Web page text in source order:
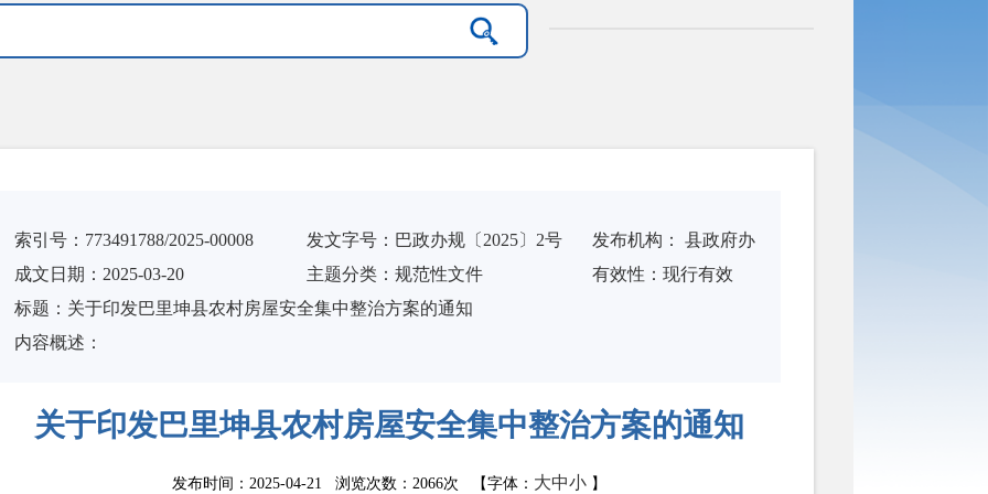
索引号： 773491788/2025-00008 发文字号：巴政办规〔2025〕2号 发布机构：
县政府办
成文日期： 2025-03-20 主题分类：规范性文件 有效性： 现行有效
标题： 关于印发巴里坤县农村房屋安全集中整治方案的通知
内容概述：
关于印发巴里坤县农村房屋安全集中整治方案的通知
发布时间：2025-04-21 浏览次数： 2066次 【字体： 大中小 】